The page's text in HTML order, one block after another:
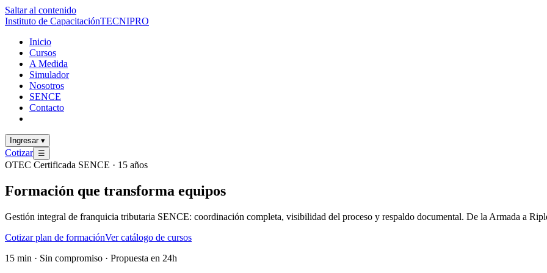
Saltar al contenido
Instituto de CapacitaciónTECNIPRO
Inicio
Cursos
A Medida
Simulador
Nosotros
SENCE
Contacto
Ingresar ▾
Cotizar ☰
OTEC Certificada SENCE · 15 años
Formación que transforma equipos
Gestión integral de franquicia tributaria SENCE: coordinación completa, visibilidad del proceso y respaldo documental. De la Armada a
Cotizar plan de formaciónVer catálogo de cursos
15 min · Sin compromiso · Propuesta en 24h